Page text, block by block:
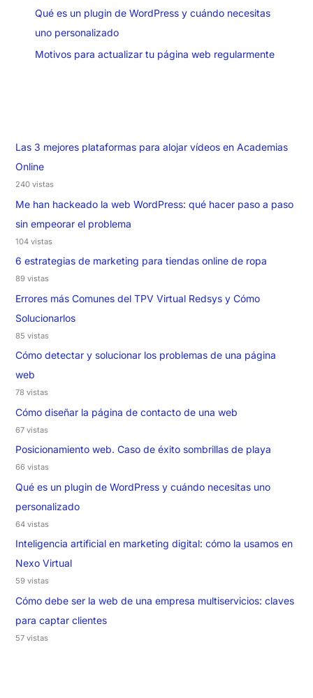
Qué es un plugin de WordPress y cuándo necesitas
uno personalizado
Motivos para actualizar tu página web regularmente
Las 3 mejores plataformas para alojar vídeos en Academias
Online
240 vistas
Me han hackeado la web WordPress: qué hacer paso a paso
sin empeorar el problema
104 vistas
6 estrategias de marketing para tiendas online de ropa
89 vistas
Errores más Comunes del TPV Virtual Redsys y Cómo
Solucionarlos
85 vistas
Cómo detectar y solucionar los problemas de una página
web
78 vistas
Cómo diseñar la página de contacto de una web
67 vistas
Posicionamiento web. Caso de éxito sombrillas de playa
66 vistas
Qué es un plugin de WordPress y cuándo necesitas uno
personalizado
64 vistas
Inteligencia artificial en marketing digital: cómo la usamos en
Nexo Virtual
59 vistas
Cómo debe ser la web de una empresa multiservicios: claves
para captar clientes
57 vistas